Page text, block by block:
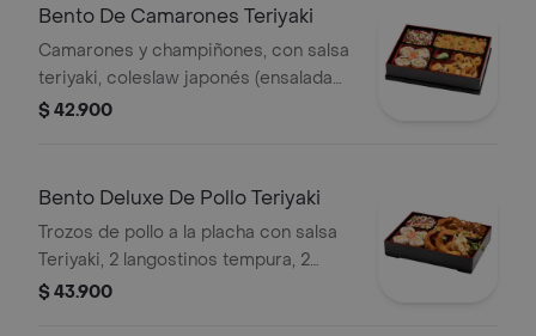
Bento De Camarones Teriyaki
Camarones y champiñones, con salsa
teriyaki, coleslaw japonés (ensalada
de repollo y zanahoria), 4 bocados de
$ 42.900
Bento Deluxe De Pollo Teriyaki
Trozos de pollo a la placha con salsa
Teriyaki, 2 langostinos tempura, 2
gyozas, coleslaw japonés, 4 bocados
$ 43.900